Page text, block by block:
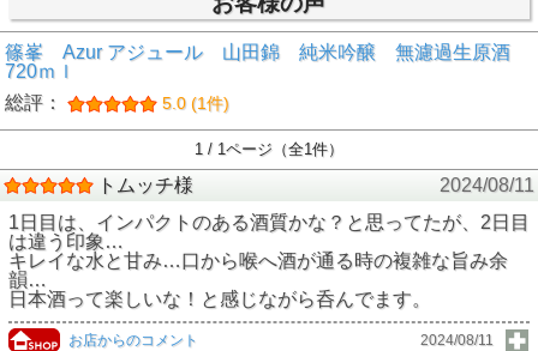
篠峯 Azur アジュール 山田錦 純米吟醸 無濾過生原酒
720ｍｌ
総評：
5.0 (1件)
1 / 1ページ（全1件）
トムッチ様
2024/08/11
1日目は、インパクトのある酒質かな？と思ってたが、2日目
は違う印象…
キレイな水と甘み…口から喉へ酒が通る時の複雑な旨み余
韻…
日本酒って楽しいな！と感じながら呑んでます。
お店からのコメント 2024/08/11